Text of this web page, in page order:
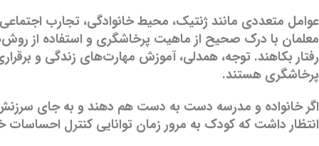
عوامل متعددی مانند ژنتیک، محیط خانوادگی، تجارب
معلمان با درک صحیح از ماهیت پرخاشگری و استفاده از
رفتار بکاهند. توجه، همدلی، آموزش مهارت‌های زندگی و
پرخاشگری هستند.
اگر خانواده و مدرسه دست به دست هم دهند و به جای
انتظار داشت که کودک به مرور زمان توانایی کنترل احساسات